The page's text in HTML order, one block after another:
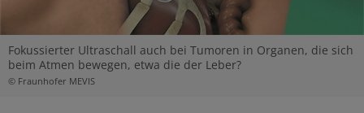
Fokussierter Ultraschall auch bei Tumoren in Organen, die sich
beim Atmen bewegen, etwa die der Leber?
© Fraunhofer MEVIS